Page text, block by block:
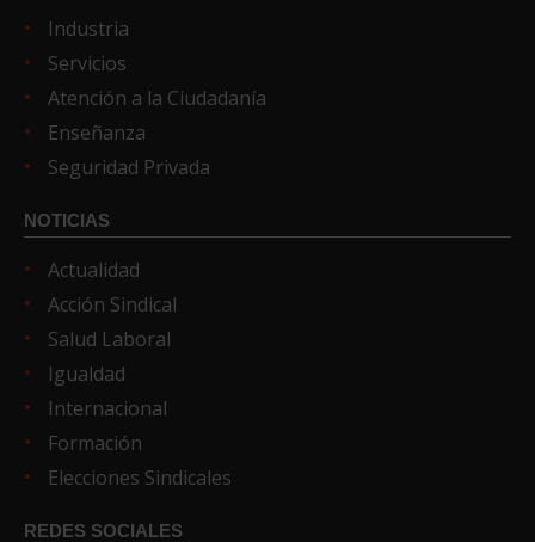
Industria
Servicios
Atención a la Ciudadanía
Enseñanza
Seguridad Privada
NOTICIAS
Actualidad
Acción Sindical
Salud Laboral
Igualdad
Internacional
Formación
Elecciones Sindicales
REDES SOCIALES